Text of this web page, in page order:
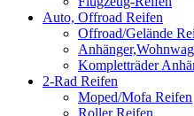
Auto, Offroad Reifen
Offroad/Gelände
Kompletträder
2-Rad Reifen
Moped/Mofa Reifen
Roller Reifen